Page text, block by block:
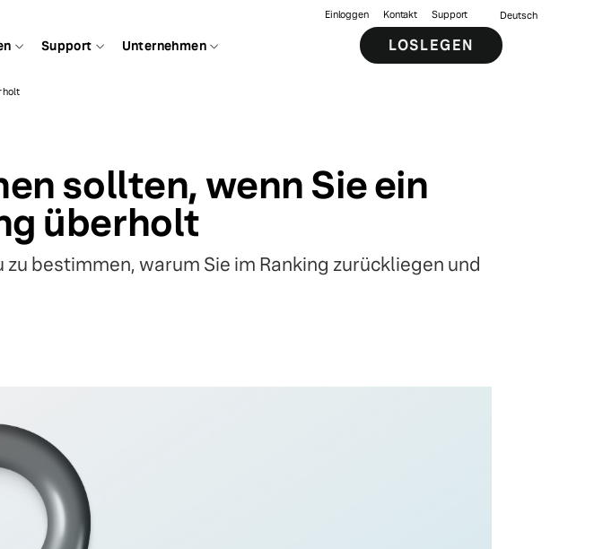
Support Unternehmen
Einloggen Kontakt Support Deutsch
LOSLEGEN
sollten, wenn Sie ein
überholt
bestimmen, warum Sie im Ranking zurückliegen und